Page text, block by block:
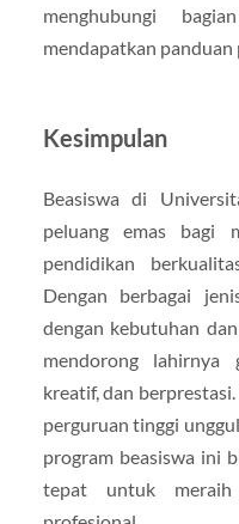
menghubungi
mendapatkan panduan
Kesimpulan
Beasiswa di
peluang emas bagi
pendidikan
Dengan berbagai
dengan kebutuhan
mendorong lahirnya
kreatif, dan
perguruan tinggi
program beasiswa ini
tepat untuk meraih